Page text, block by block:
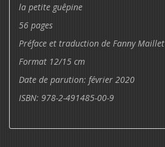
la petite guêpine
56 pages
Préface et traduction de Fanny Maillet
Format 12/15 cm
Date de parution: février 2020
ISBN: 978-2-491485-00-9